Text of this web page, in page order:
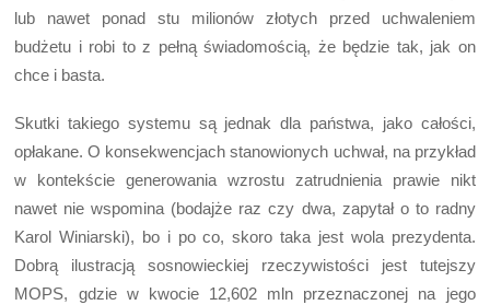
lub nawet ponad stu milionów złotych przed uchwaleniem
budżetu i robi to z pełną świadomością, że będzie tak, jak on
chce i basta.
Skutki takiego systemu są jednak dla państwa, jako całości,
opłakane. O konsekwencjach stanowionych uchwał, na przykład
w kontekście generowania wzrostu zatrudnienia prawie nikt
nawet nie wspomina (bodajże raz czy dwa, zapytał o to radny
Karol Winiarski), bo i po co, skoro taka jest wola prezydenta.
Dobrą ilustracją sosnowieckiej rzeczywistości jest tutejszy
MOPS, gdzie w kwocie 12,602 mln przeznaczonej na jego